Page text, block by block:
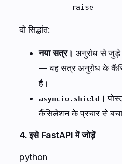
            raise
दो सिद्धांत:
नया सत्र। अनुरोध से जुड़े
— वह सत्र अनुरोध के
है।
asyncio.shield ।
कैंसिलेशन के प्रचार से
4. इसे FastAPI में जोड़ें
python